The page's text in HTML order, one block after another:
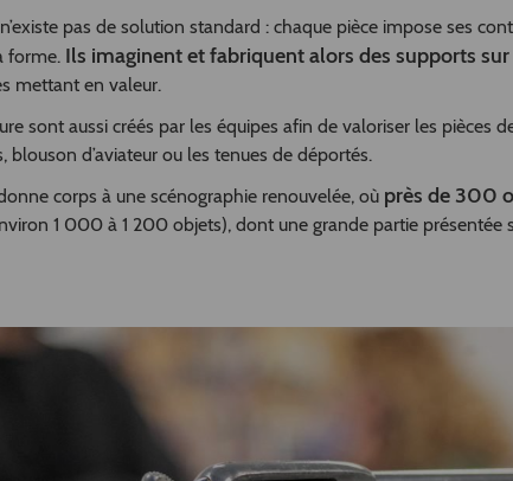
pas de solution standard : chaque pièce impose ses
forme. Ils imaginent et fabriquent alors des supports
mettant en valeur.
sont aussi créés par les équipes afin de valoriser les pièces
d’aviateur ou les tenues de déportés.
corps à une scénographie renouvelée, où près de 300
1 000 à 1 200 objets), dont une grande partie présentée